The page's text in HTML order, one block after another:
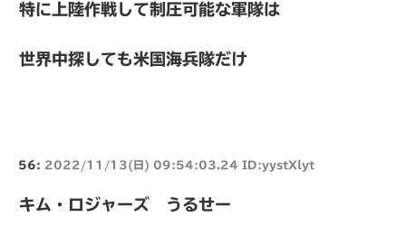
特に上陸作戦して制圧可能な軍隊は
世界中探しても米国海兵隊だけ
56: 2022/11/13(日) 09:54:03.24 ID:yystXlyt
キム・ロジャーズ うるせー